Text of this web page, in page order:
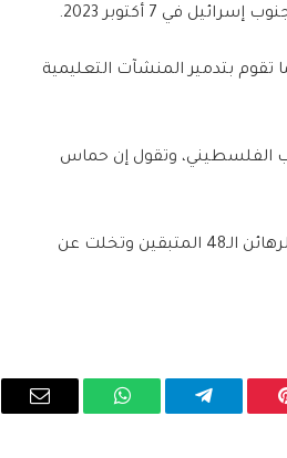
في 7 أكتوبر 2023.
تقوم بتدمير المنشآت التعليمية
الفلسطيني، وتقول إن حماس
وتقول إسرائيل إن الحرب يمكن أن تنتهى على الفور في حال أفرجت حماس عن الرهائن الـ48 المتبقين وتخلت عن
بينتيريستتيلقرام واتساب
البريد